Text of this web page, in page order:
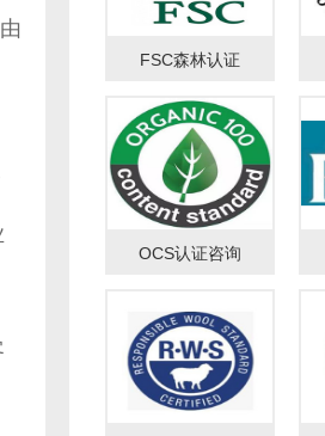
FSC森林认证
OCS认证咨询